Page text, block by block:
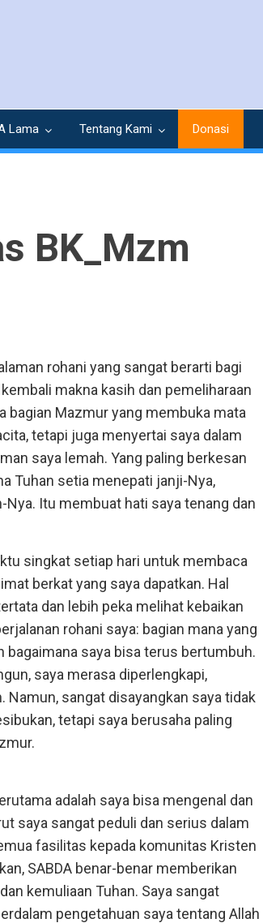
Lama Tentang Kami Donasi
BK_Mzm
rohani yang sangat berarti bagi
makna kasih dan pemeliharaan
bagian Mazmur yang membuka mata
tetapi juga menyertai saya dalam
saya lemah. Yang paling berkesan
Tuhan setia menepati janji-Nya,
Itu membuat hati saya tenang dan
singkat setiap hari untuk membaca
berkat yang saya dapatkan. Hal
dan lebih peka melihat kebaikan
rohani saya: bagian mana yang
bagaimana saya bisa terus bertumbuh.
saya merasa diperlengkapi,
Namun, sangat disayangkan saya tidak
tetapi saya berusaha paling
adalah saya bisa mengenal dan
saya sangat peduli dan serius dalam
fasilitas kepada komunitas Kristen
SABDA benar-benar memberikan
kemuliaan Tuhan. Saya sangat
pengetahuan saya tentang Allah